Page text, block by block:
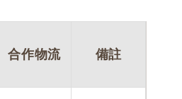
合作物流 備註